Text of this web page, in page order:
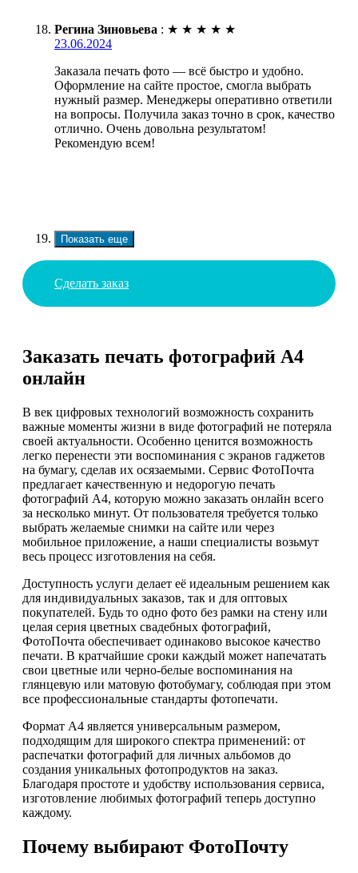
Регина Зиновьева : ★ ★ ★ ★ ★
23.06.2024
Заказала печать фото — всё быстро и удобно.
Оформление на сайте простое, смогла выбрать
нужный размер. Менеджеры оперативно ответили
на вопросы. Получила заказ точно в срок, качество
отлично. Очень довольна результатом!
Рекомендую всем!
Показать еще
Сделать заказ
Заказать печать фотографий А4
онлайн
В век цифровых технологий возможность сохранить
важные моменты жизни в виде фотографий не потеряла
своей актуальности. Особенно ценится возможность
легко перенести эти воспоминания с экранов гаджетов
на бумагу, сделав их осязаемыми. Сервис ФотоПочта
предлагает качественную и недорогую печать
фотографий А4, которую можно заказать онлайн всего
за несколько минут. От пользователя требуется только
выбрать желаемые снимки на сайте или через
мобильное приложение, а наши специалисты возьмут
весь процесс изготовления на себя.
Доступность услуги делает её идеальным решением как
для индивидуальных заказов, так и для оптовых
покупателей. Будь то одно фото без рамки на стену или
целая серия цветных свадебных фотографий,
ФотоПочта обеспечивает одинаково высокое качество
печати. В кратчайшие сроки каждый может напечатать
свои цветные или черно-белые воспоминания на
глянцевую или матовую фотобумагу, соблюдая при этом
все профессиональные стандарты фотопечати.
Формат А4 является универсальным размером,
подходящим для широкого спектра применений: от
распечатки фотографий для личных альбомов до
создания уникальных фотопродуктов на заказ.
Благодаря простоте и удобству использования сервиса,
изготовление любимых фотографий теперь доступно
каждому.
Почему выбирают ФотоПочту